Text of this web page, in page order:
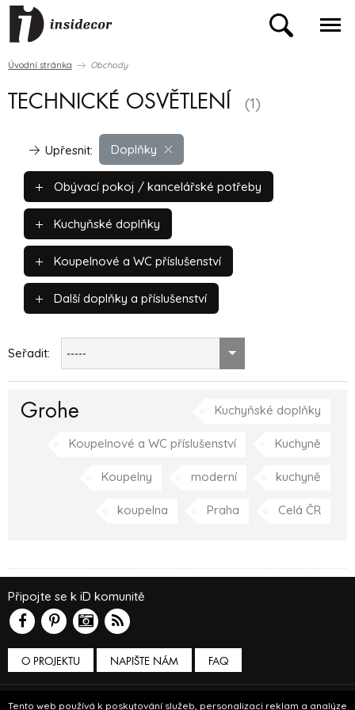
Tento web používá k poskytování služeb, personalizaci reklam a analýze
Úvodní stránka Obchody
TECHNICKÉ OSVĚTLENÍ (1)
Doplňky
Upřesnit:
Obývací pokoj / kancelářské potřeby
Kuchyňské doplňky
Koupelnové a WC příslušenství
Další doplňky a příslušenství
Seřadit: -----
Grohe Kuchyňské doplňky
Koupelnové a WC příslušenství Kuchyně
Koupelny moderní kuchyně
koupelna Praha Celá ČR
O PROJEKTU NAPIŠTE NÁM
Připojte se k iD komunitě
FAQ
Podmínky používání